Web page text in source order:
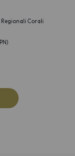
Corali